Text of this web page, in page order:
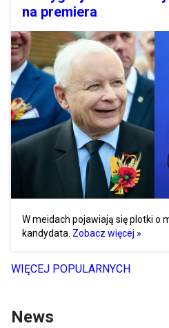
na premiera
W meidach pojawiają się plotki o
kandydata. Zobacz więcej »
WIĘCEJ POPULARNYCH
News